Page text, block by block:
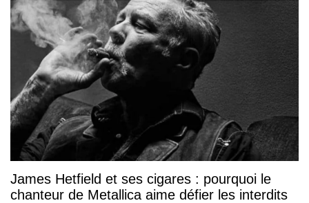
James Hetfield et ses cigares : pourquoi le
chanteur de Metallica aime défier les interdits